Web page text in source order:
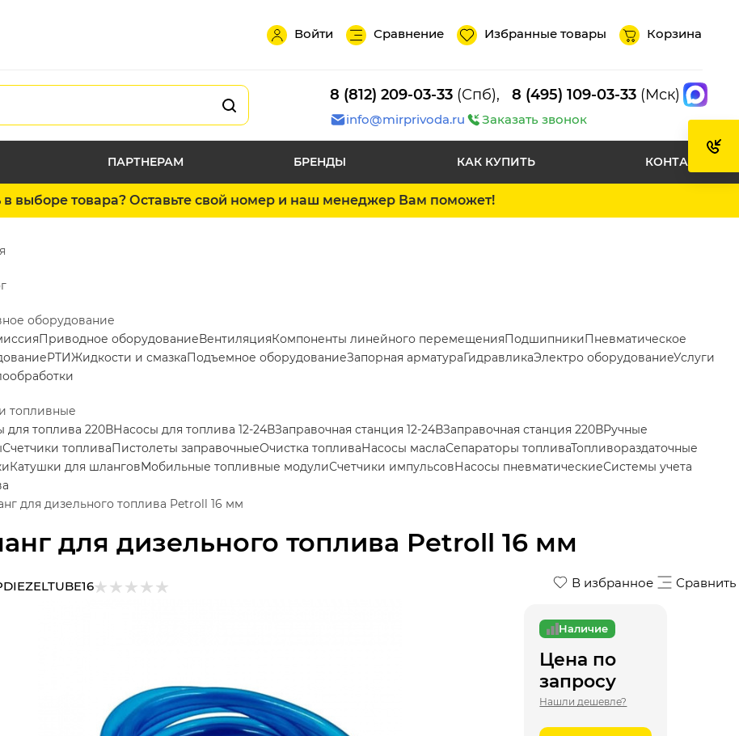
Войти Сравнение Избранные товары Корзина
8 (812) 209-03-33 (Спб), 8 (495) 109-03-33 (Мск)
info@mirprivoda.ru Заказать звонок
ПАРТНЕРАМ БРЕНДЫ КАК КУПИТЬ КОНТАКТЫ
выборе товара? Оставьте свой номер и наш менеджер Вам поможет!
для дизельного топлива Petroll 16 мм
оборудование
Приводное оборудованиеВентиляцияКомпоненты линейного перемещенияПодшипникиПневматическое
РТИЖидкости и смазкаПодъемное оборудованиеЗапорная арматураГидравликаЭлектро оборудованиеУслуги
топливные
для топлива 220ВНасосы для топлива 12-24ВЗаправочная станция 12-24ВЗапрaвочная станция 220ВРучные
Счетчики топливаПистолеты заправочныеОчистка топливаНасосы маслаСепараторы топливаТопливораздаточные
Катушки для шланговМобильные топливные модулиСчетчики импульсовНасосы пневматическиеСистемы учета
для дизельного топлива Petroll 16 мм
В избранное Сравнить
Наличие
Цена по
запросу
Нашли дешевле?